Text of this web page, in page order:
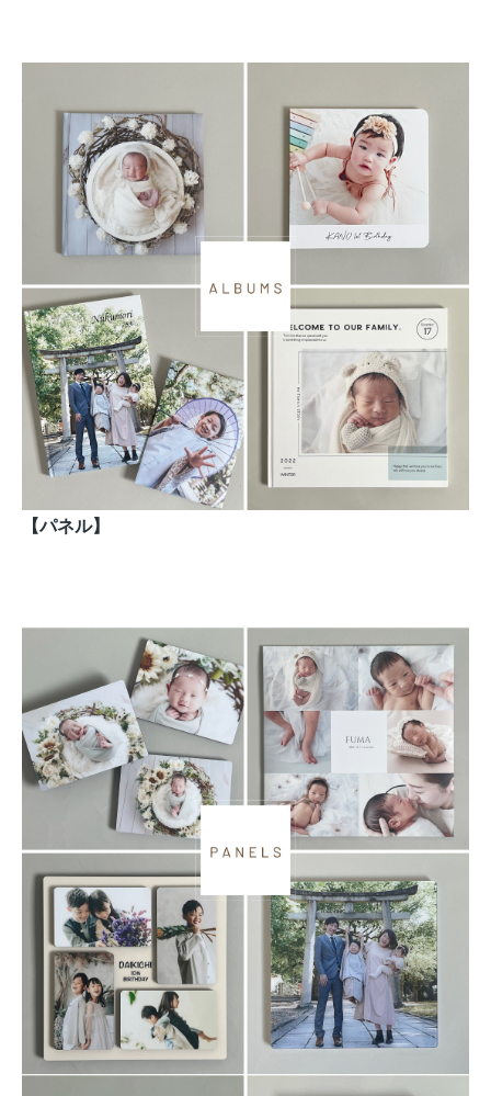
【パネル】